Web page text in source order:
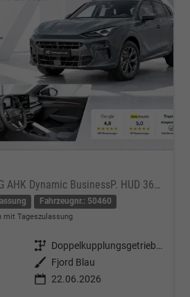
Business 1.5eTSI DSG AHK Dynamic BusinessP. HUD 360Cam DGE Paket - DIGITAL DRIVE INTELLIGENT L Gepäcktrennnetz
Fahrzeugnr.: 50460
mit Tageszulassung
Getriebe
Doppelkupplungsgetriebe (DSG)
Außenfarbe
Fjord Blau
22.06.2026